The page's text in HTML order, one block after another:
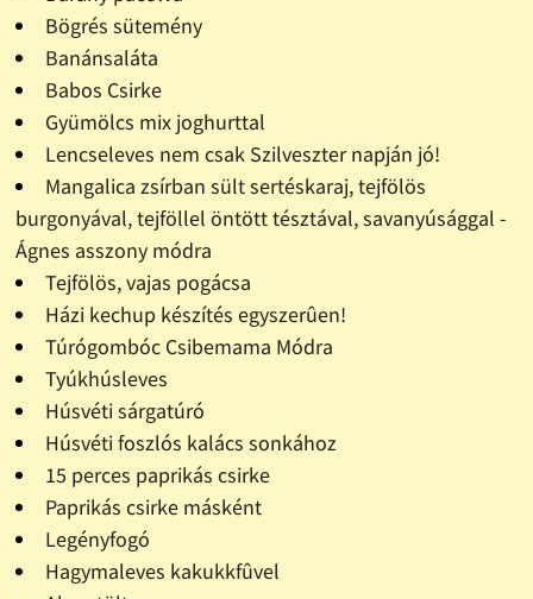
Bögrés sütemény
Banánsaláta
Babos Csirke
Gyümölcs mix joghurttal
Lencseleves nem csak Szilveszter napján jó!
Mangalica zsírban sült sertéskaraj, tejfölös
burgonyával, tejföllel öntött tésztával, savanyúsággal -
Ágnes asszony módra
Tejfölös, vajas pogácsa
Házi kechup készítés egyszerûen!
Túrógombóc Csibemama Módra
Tyúkhúsleves
Húsvéti sárgatúró
Húsvéti foszlós kalács sonkához
15 perces paprikás csirke
Paprikás csirke másként
Legényfogó
Hagymaleves kakukkfûvel